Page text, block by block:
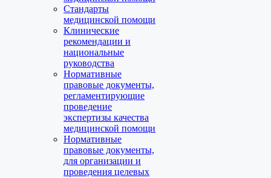
Стандарты
медицинской помощи
Клинические
рекомендации и
национальные
руководства
Нормативные
правовые документы,
регламентирующие
проведение
экспертизы качества
медицинской помощи
Нормативные
правовые документы,
для организации и
проведения целевых